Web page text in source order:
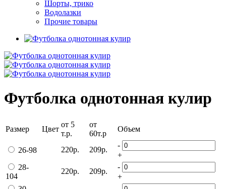
Шорты, трико
Водолазки
Прочие товары
Футболка однотонная кулир
Размер Цвет
от 5
т.р.
от
60т.р
Объем
26-98 220р. 209р.
-
+
28-
104
220р. 209р.
-
+